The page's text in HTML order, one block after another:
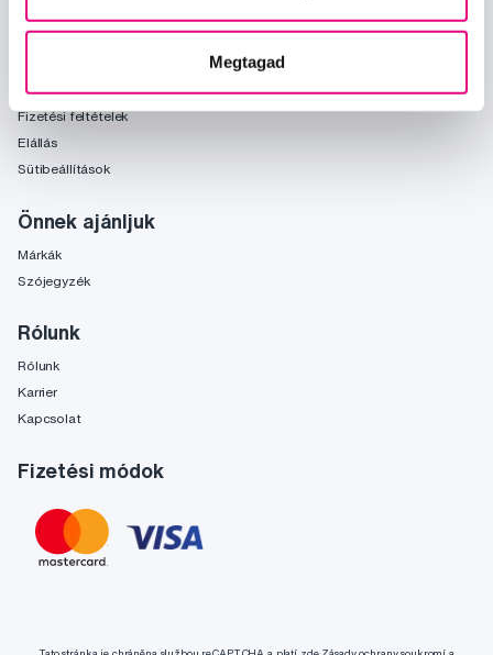
Megtagad
Kereskedelmi feltételek
Személyes adatok védelme
Fizetési feltételek
Elállás
Sütibeállítások
Önnek ajánljuk
Márkák
Szójegyzék
Rólunk
Rólunk
Karrier
Kapcsolat
Fizetési módok
Tato stránka je chráněna službou reCAPTCHA a platí zde Zásady ochrany soukromí a